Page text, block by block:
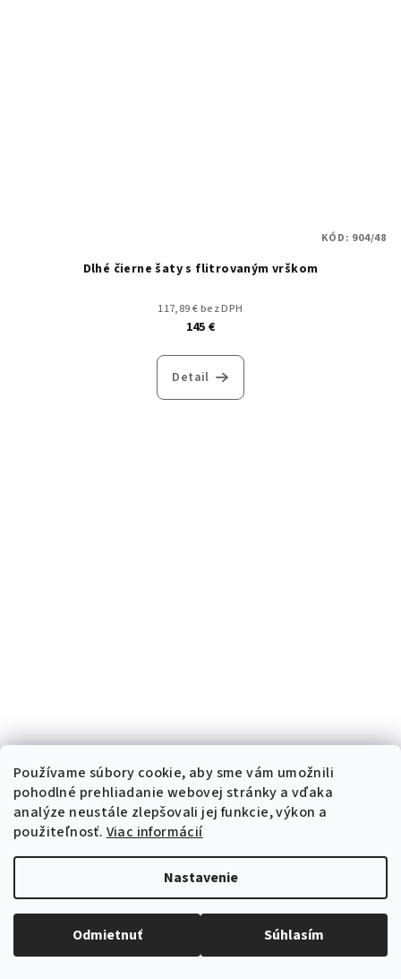
Používame súbory cookie, aby sme vám umožnili
pohodlné prehliadanie webovej stránky a vďaka
analýze neustále zlepšovali jej funkcie, výkon a
použiteľnosť. Viac informácií
Nastavenie
Odmietnuť Súhlasím
Dlhé čierne šaty s flitrovaným vrškom
117,89 € bez DPH
145 €
Detail
KÓD: 904/48
KÓD: